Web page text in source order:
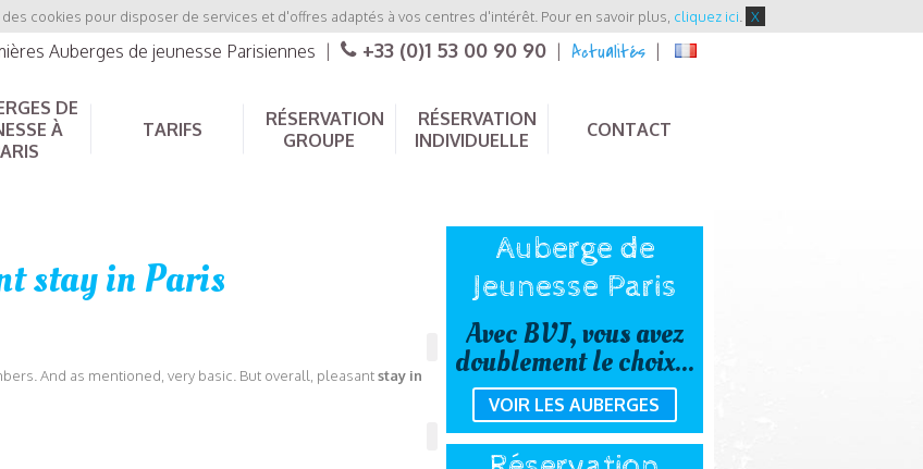
cookies pour disposer de services et d'offres adaptés à vos centres d'intérêt. Pour en savoir plus, cliquez ici X
Auberges de jeunesse Parisiennes +33 (0)1 53 00 90 90 Actualités
DE
À
TARIFS
RÉSERVATION
GROUPE
RÉSERVATION
INDIVIDUELLE
CONTACT
stay in Paris
And as mentioned, very basic. But overall, pleasantstay in
Auberge de
Jeunesse Paris
Avec BVJ, vous avez
doublement le choix...
VOIR LES AUBERGES